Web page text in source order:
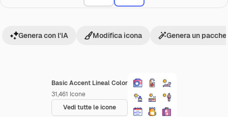
Basic Accent Lineal Color
31,461 Icone
Vedi tutte le icone
Genera con l'IA Modifica icona Genera un